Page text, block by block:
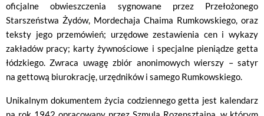
oficjalne obwieszczenia sygnowane przez Przełożonego
Starszeństwa Żydów, Mordechaja Chaima Rumkowskiego, oraz
teksty jego przemówień; urzędowe zestawienia cen i wykazy
zakładów pracy; karty żywnościowe i specjalne pieniądze getta
łódzkiego. Zwraca uwagę zbiór anonimowych wierszy – satyr
na gettową biurokrację, urzędników i samego Rumkowskiego.
Unikalnym dokumentem życia codziennego getta jest kalendarz